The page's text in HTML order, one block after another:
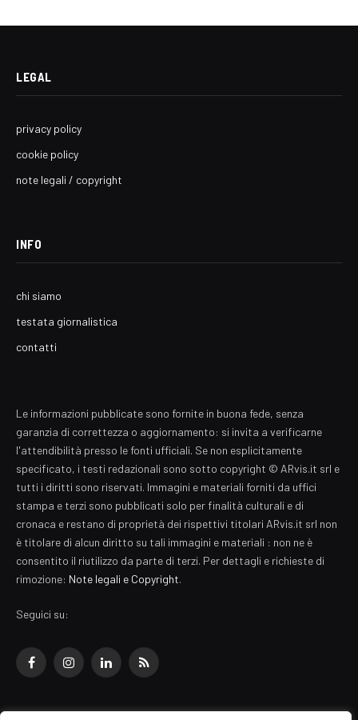
LEGAL
privacy policy
cookie policy
note legali / copyright
INFO
chi siamo
testata giornalistica
contatti
Le informazioni pubblicate sono fornite in buona fede, senza
garanzia di correttezza o aggiornamento: si invita a verificarne
l'attendibilità presso le fonti ufficiali. Se non esplicitamente
specificato, i testi redazionali sono sotto copyright © ARvis.it srl e
tutti i diritti sono riservati. Immagini e materiali forniti da uffici
stampa e terzi sono pubblicati solo per finalità culturali e di
cronaca e restano di proprietà dei rispettivi titolari ARvis.it srl non
è titolare di alcun diritto su tali immagini e materiali : non ne è
consentito il riutilizzo da parte di terzi. Per dettagli e richieste di
rimozione: Note legali e Copyright.
Seguici su:
FacebookInstagramLinkedInRSS